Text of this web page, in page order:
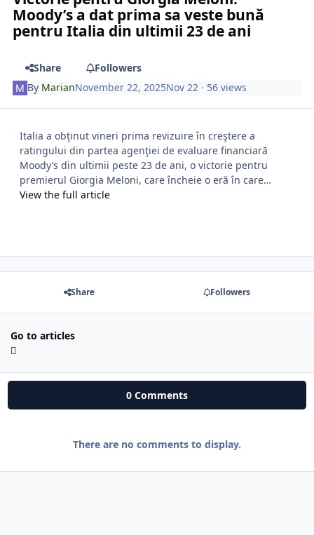
Moody’s a dat prima sa veste bună
pentru Italia din ultimii 23 de ani
Share
Followers
By MarianNovember 22, 2025Nov 22 · 56 views
Italia a obţinut vineri prima revizuire în creştere a
ratingului din partea agenţiei de evaluare financiară
Moody’s din ultimii peste 23 de ani, o victorie pentru
premierul Giorgia Meloni, care încheie o eră în care…
View the full article
Share Followers
Go to articles
0 Comments
There are no comments to display.